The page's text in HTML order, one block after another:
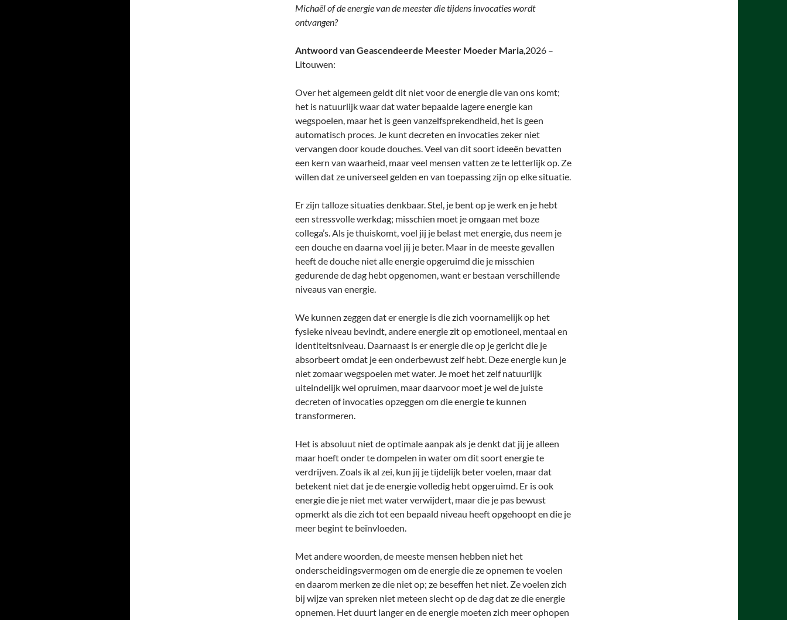
Michaël of de energie van de meester die tijdens invocaties wordt
ontvangen?
Antwoord van Geascendeerde Meester Moeder Maria,2026 –
Litouwen:
Over het algemeen geldt dit niet voor de energie die van ons komt;
het is natuurlijk waar dat water bepaalde lagere energie kan
wegspoelen, maar het is geen vanzelfsprekendheid, het is geen
automatisch proces. Je kunt decreten en invocaties zeker niet
vervangen door koude douches. Veel van dit soort ideeën bevatten
een kern van waarheid, maar veel mensen vatten ze te letterlijk op. Ze
willen dat ze universeel gelden en van toepassing zijn op elke situatie.
Er zijn talloze situaties denkbaar. Stel, je bent op je werk en je hebt
een stressvolle werkdag; misschien moet je omgaan met boze
collega’s. Als je thuiskomt, voel jij je belast met energie, dus neem je
een douche en daarna voel jij je beter. Maar in de meeste gevallen
heeft de douche niet alle energie opgeruimd die je misschien
gedurende de dag hebt opgenomen, want er bestaan verschillende
niveaus van energie.
We kunnen zeggen dat er energie is die zich voornamelijk op het
fysieke niveau bevindt, andere energie zit op emotioneel, mentaal en
identiteitsniveau. Daarnaast is er energie die op je gericht die je
absorbeert omdat je een onderbewust zelf hebt. Deze energie kun je
niet zomaar wegspoelen met water. Je moet het zelf natuurlijk
uiteindelijk wel opruimen, maar daarvoor moet je wel de juiste
decreten of invocaties opzeggen om die energie te kunnen
transformeren.
Het is absoluut niet de optimale aanpak als je denkt dat jij je alleen
maar hoeft onder te dompelen in water om dit soort energie te
verdrijven. Zoals ik al zei, kun jij je tijdelijk beter voelen, maar dat
betekent niet dat je de energie volledig hebt opgeruimd. Er is ook
energie die je niet met water verwijdert, maar die je pas bewust
opmerkt als die zich tot een bepaald niveau heeft opgehoopt en die je
meer begint te beïnvloeden.
Met andere woorden, de meeste mensen hebben niet het
onderscheidingsvermogen om de energie die ze opnemen te voelen
en daarom merken ze die niet op; ze beseffen het niet. Ze voelen zich
bij wijze van spreken niet meteen slecht op de dag dat ze die energie
opnemen. Het duurt langer en de energie moeten zich meer ophopen